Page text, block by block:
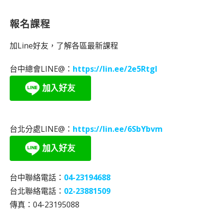
報名課程
加Line好友，了解各區最新課程
台中總會LINE@： https://lin.ee/2e5RtgI
台北分處LINE@： https://lin.ee/6SbYbvm
台中聯絡電話： 04-23194688
台北聯絡電話： 02-23881509
傳真：04-23195088